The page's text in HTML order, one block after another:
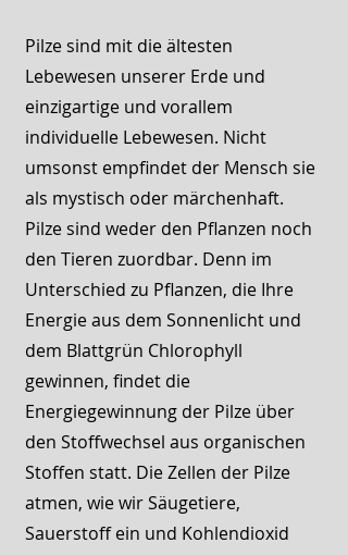
Pilze sind mit die ältesten
Lebewesen unserer Erde und
einzigartige und vorallem
individuelle Lebewesen. Nicht
umsonst empfindet der Mensch sie
als mystisch oder märchenhaft.
Pilze sind weder den Pflanzen noch
den Tieren zuordbar. Denn im
Unterschied zu Pflanzen, die Ihre
Energie aus dem Sonnenlicht und
dem Blattgrün Chlorophyll
gewinnen, findet die
Energiegewinnung der Pilze über
den Stoffwechsel aus organischen
Stoffen statt. Die Zellen der Pilze
atmen, wie wir Säugetiere,
Sauerstoff ein und Kohlendioxid